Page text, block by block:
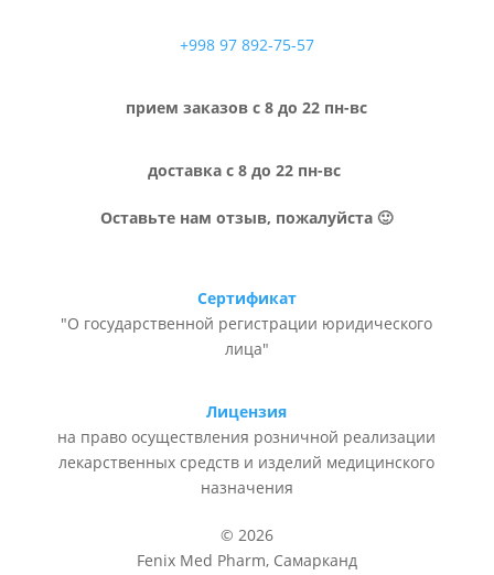
+998 97 892-75-57
прием заказов с 8 до 22 пн-вс
доставка с 8 до 22 пн-вс
Оставьте нам отзыв, пожалуйста 🙂
Сертификат
"О государственной регистрации юридического
лица"
Лицензия
на право осуществления розничной реализации
лекарственных средств и изделий медицинского
назначения
© 2026
Fenix Med Pharm, Самарканд